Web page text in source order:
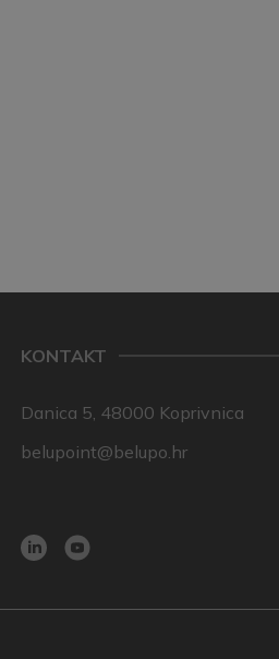
KONTAKT
Danica 5, 48000 Koprivnica
belupoint@belupo.hr